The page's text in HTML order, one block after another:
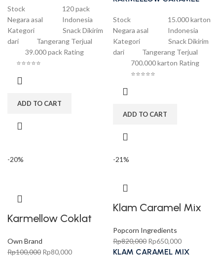
Stock 120 pack
Negara asal Indonesia
Kategori Snack Dikirim
dari Tangerang Terjual
39.000 pack Rating
⭐⭐⭐⭐⭐
ADD TO CART
Stock 15.000 karton
Negara asal Indonesia
Kategori Snack Dikirim
dari Tangerang Terjual
700.000 karton Rating
⭐⭐⭐⭐⭐
ADD TO CART
-20%
Karmellow Coklat
Own Brand
Rp100,000 Rp80,000
-21%
Klam Caramel Mix
Popcorn Ingredients
Rp820,000 Rp650,000
KLAM CARAMEL MIX